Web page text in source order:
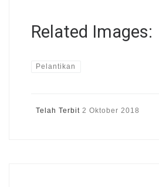
Related Images:
Pelantikan
Telah Terbit 2 Oktober 2018